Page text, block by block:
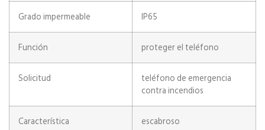
Grado impermeable IP65
Función proteger el teléfono
Solicitud
teléfono de emergencia
contra incendios
Característica escabroso